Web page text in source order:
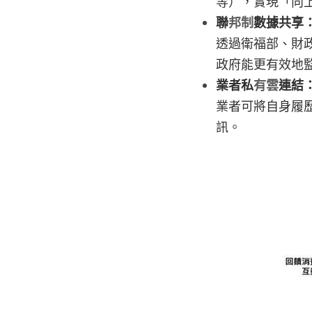
聯邦制數據共享
透過衛福部、財
政府能更有效地
業者私有雲連結
業者可將自身履
訊。